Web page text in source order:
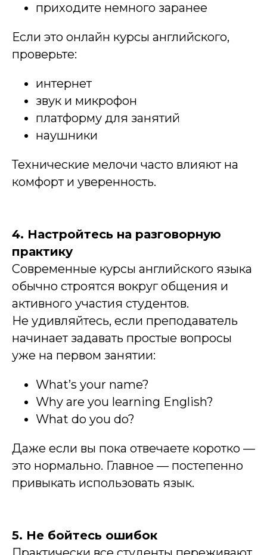
приходите немного заранее
Если это онлайн курсы английского,
проверьте:
интернет
звук и микрофон
платформу для занятий
наушники
Технические мелочи часто влияют на
комфорт и уверенность.
4. Настройтесь на разговорную
практику
Современные курсы английского языка
обычно строятся вокруг общения и
активного участия студентов.
Не удивляйтесь, если преподаватель
начинает задавать простые вопросы
уже на первом занятии:
What’s your name?
Why are you learning English?
What do you do?
Даже если вы пока отвечаете коротко —
это нормально. Главное — постепенно
привыкать использовать язык.
5. Не бойтесь ошибок